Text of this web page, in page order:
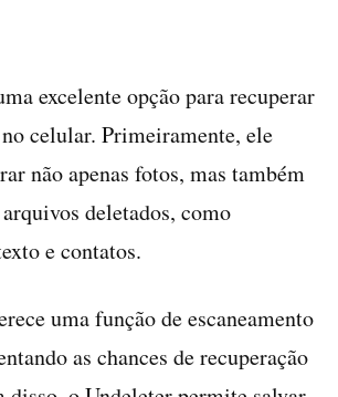
excelente opção para recuperar
celular. Primeiramente, ele
não apenas fotos, mas também
deletados, como
e contatos.
uma função de escaneamento
as chances de recuperação